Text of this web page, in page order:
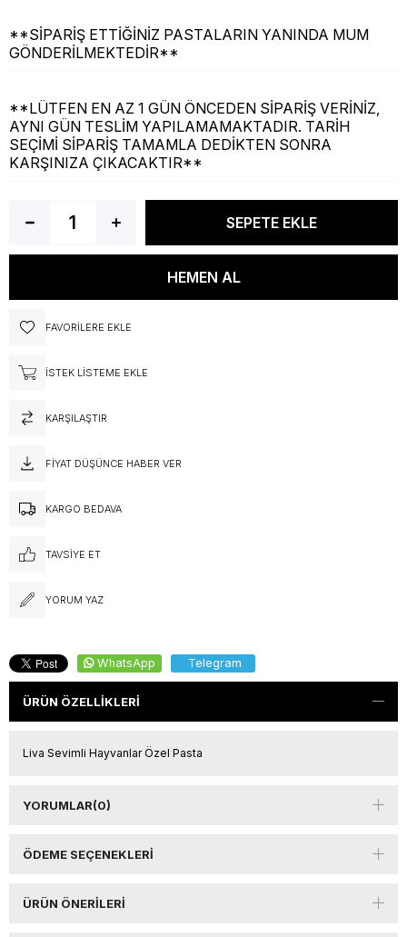
**SİPARİŞ ETTİĞİNİZ PASTALARIN YANINDA MUM
GÖNDERİLMEKTEDİR**
**LÜTFEN EN AZ 1 GÜN ÖNCEDEN SİPARİŞ VERİNİZ,
AYNI GÜN TESLİM YAPILAMAMAKTADIR. TARİH
SEÇİMİ SİPARİŞ TAMAMLA DEDİKTEN SONRA
KARŞINIZA ÇIKACAKTIR**
FAVORILERE EKLE
İSTEK LISTEME EKLE
KARŞILAŞTIR
FIYAT DÜŞÜNCE HABER VER
KARGO BEDAVA
TAVSIYE ET
YORUM YAZ
WhatsApp Telegram
ÜRÜN ÖZELLIKLERI
Liva Sevimli Hayvanlar Özel Pasta
YORUMLAR(0)
ÖDEME SEÇENEKLERI
ÜRÜN ÖNERILERI